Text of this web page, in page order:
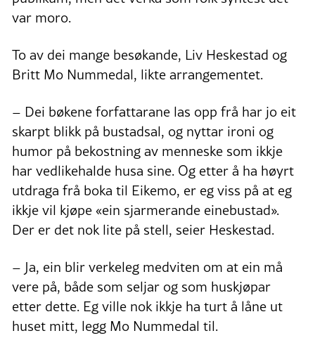
var moro.
To av dei mange besøkande, Liv Heskestad og
Britt Mo Nummedal, likte arrangementet.
– Dei bøkene forfattarane las opp frå har jo eit
skarpt blikk på bustadsal, og nyttar ironi og
humor på bekostning av menneske som ikkje
har vedlikehalde husa sine. Og etter å ha høyrt
utdraga frå boka til Eikemo, er eg viss på at eg
ikkje vil kjøpe «ein sjarmerande einebustad».
Der er det nok lite på stell, seier Heskestad.
– Ja, ein blir verkeleg medviten om at ein må
vere på, både som seljar og som huskjøpar
etter dette. Eg ville nok ikkje ha turt å låne ut
huset mitt, legg Mo Nummedal til.